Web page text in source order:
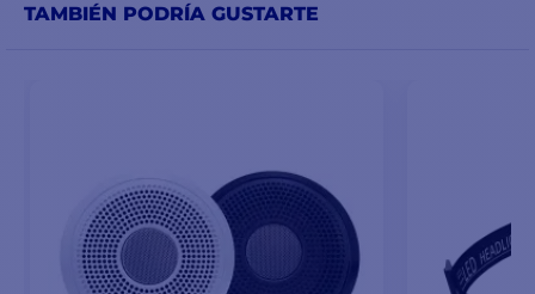
TAMBIÉN PODRÍA GUSTARTE